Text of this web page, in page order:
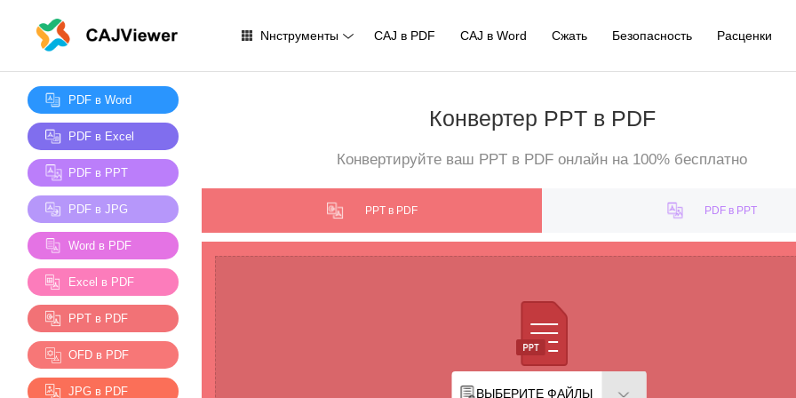
Nнструменты CAJ в PDF CAJ в Word Сжать Безопасность Расценки
PDF в Word
PDF в Excel
PDF в PPT
PDF в JPG
Word в PDF
Excel в PDF
PPT в PDF
OFD в PDF
JPG в PDF
Конвертер PPT в PDF
Конвертируйте ваш PPT в PDF онлайн на 100% бесплатно
PPT в PDF PDF в PPT
ВЫБЕРИТЕ ФАЙЛЫ